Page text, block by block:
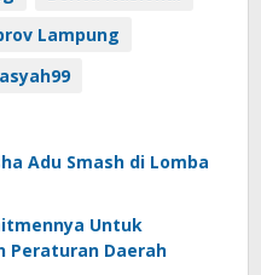
Lampung
Adu Smash di Lomba
Untuk
Peraturan Daerah